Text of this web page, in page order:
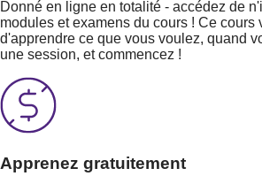
Donné en ligne en totalité - accédez de
modules et examens du cours ! Ce cours
d'apprendre ce que vous voulez, quand
une session, et commencez !
Apprenez gratuitement